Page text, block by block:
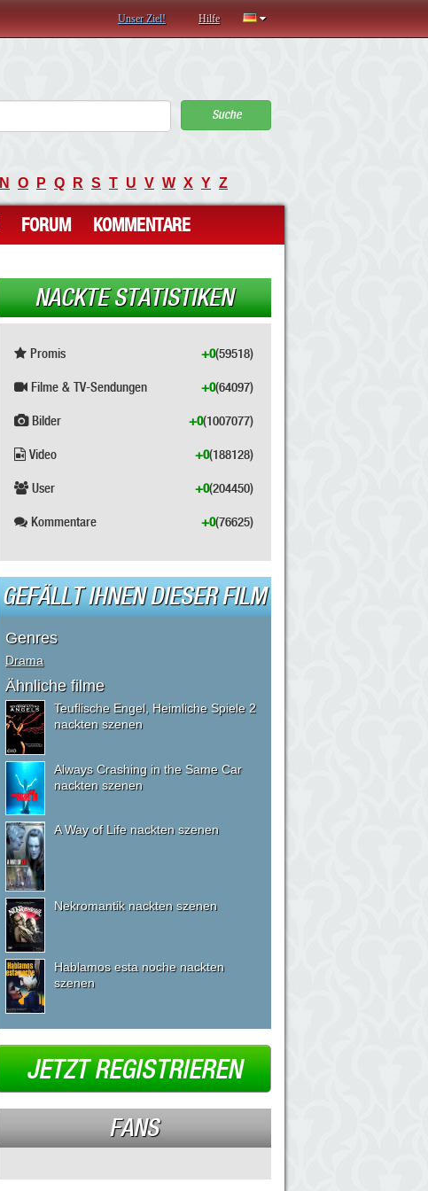
Unser Ziel! Hilfe
Suche
N O P Q R S T U V W X Y Z
FORUM KOMMENTARE
NACKTE STATISTIKEN
Promis (59518)
+0
Filme & TV-Sendungen (64097)
+0
Bilder (1007077)
+0
Video (188128)
+0
User (204450)
+0
Kommentare (76625)
+0
GEFÄLLT IHNEN DIESER FILM
Genres
Drama
Ähnliche filme
Teuflische Engel, Heimliche Spiele 2
nackten szenen
Always Crashing in the Same Car
nackten szenen
A Way of Life nackten szenen
Nekromantik nackten szenen
Hablamos esta noche nackten
szenen
JETZT REGISTRIEREN
FANS